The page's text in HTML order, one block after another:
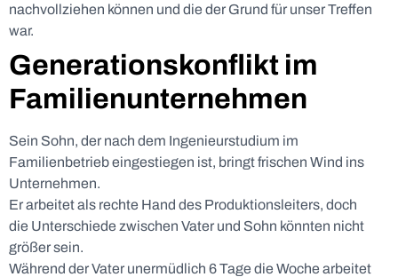
nachvollziehen können und die der Grund für unser Treffen
war.
Generationskonflikt im
Familienunternehmen
Sein Sohn, der nach dem Ingenieurstudium im
Familienbetrieb eingestiegen ist, bringt frischen Wind ins
Unternehmen.
Er arbeitet als rechte Hand des Produktionsleiters, doch
die Unterschiede zwischen Vater und Sohn könnten nicht
größer sein.
Während der Vater unermüdlich 6 Tage die Woche arbeitet